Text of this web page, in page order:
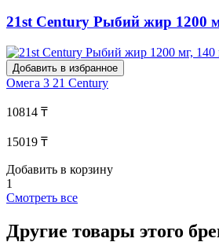
21st Century Рыбий жир 1200
Добавить в избранное
Омега 3 21 Century
10814 ₸
15019 ₸
Добавить в корзину
1
Смотреть все
Другие товары этого